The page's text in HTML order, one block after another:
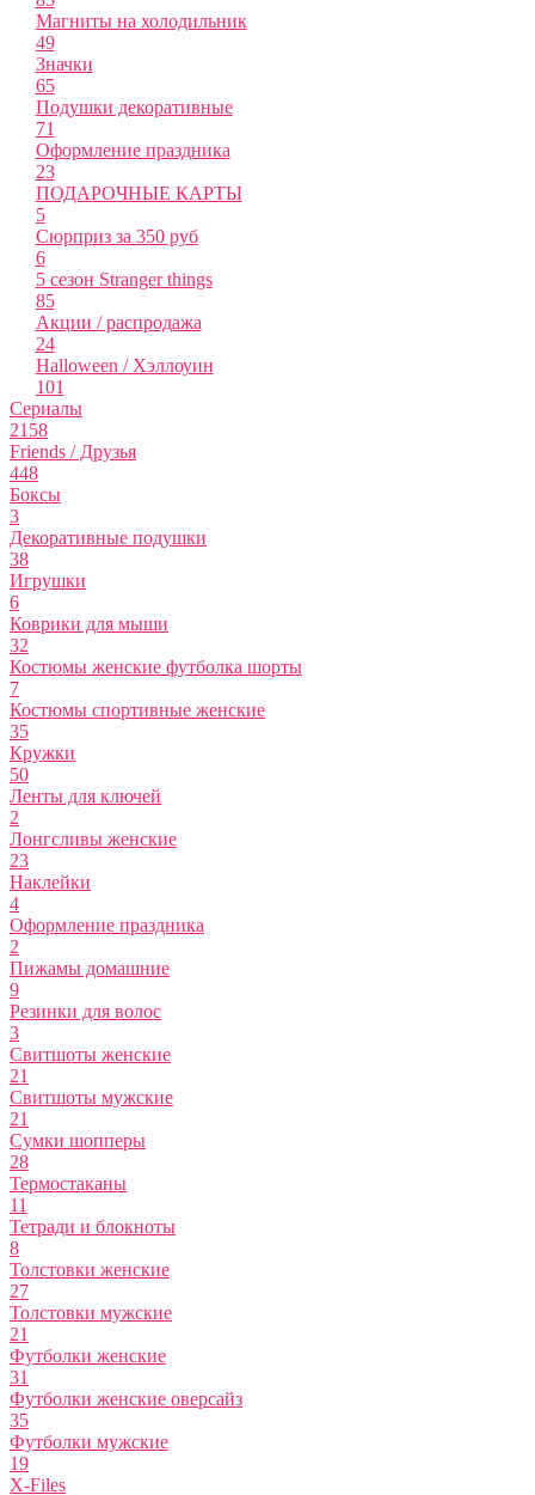
Магниты на холодильник
49
Значки
65
Подушки декоративные
71
Оформление праздника
23
ПОДАРОЧНЫЕ КАРТЫ
5
Сюрприз за 350 руб
6
5 сезон Stranger things
85
Акции / распродажа
24
Halloween / Хэллоуин
101
Сериалы
2158
Friends / Друзья
448
Боксы
3
Декоративные подушки
38
Игрушки
6
Коврики для мыши
32
Костюмы женские футболка шорты
7
Костюмы спортивные женские
35
Кружки
50
Ленты для ключей
2
Лонгсливы женские
23
Наклейки
4
Оформление праздника
2
Пижамы домашние
9
Резинки для волос
3
Свитшоты женские
21
Свитшоты мужские
21
Сумки шопперы
28
Термостаканы
11
Тетради и блокноты
8
Толстовки женские
27
Толстовки мужские
21
Футболки женские
31
Футболки женские оверсайз
35
Футболки мужские
19
X-Files